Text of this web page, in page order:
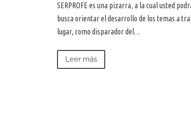
SERPROFE es una pizarra, a la cual usted
busca orientar el desarrollo de los temas a
lugar, como disparador del…
Leer más